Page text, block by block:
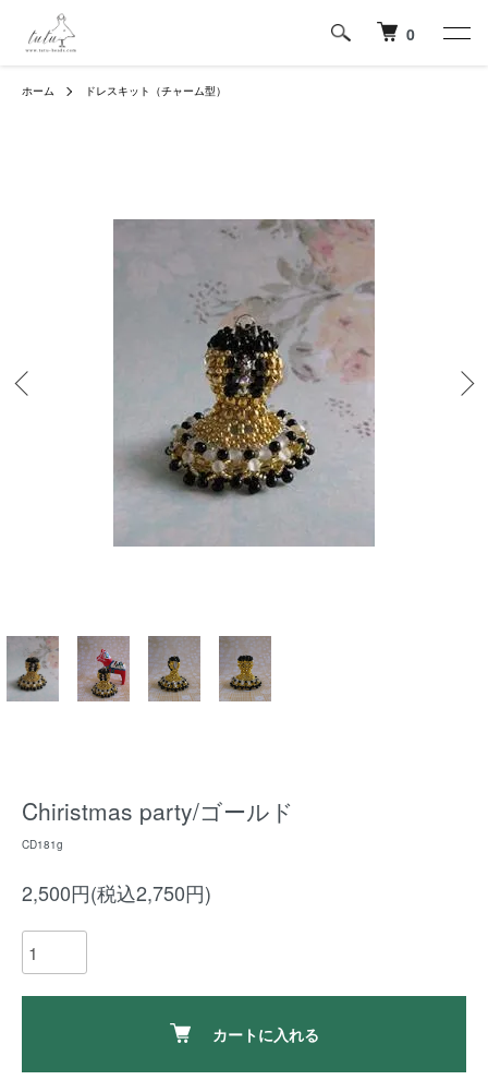
0
ホーム ドレスキット（チャーム型）
Chiristmas party/ゴールド
CD181g
2,500円(税込2,750円)
カートに入れる